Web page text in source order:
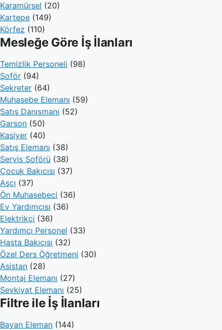
Karamürsel (20)
Kartepe (149)
Körfez (110)
Mesleğe Göre İş İlanları
Temizlik Personeli (98)
Şoför (94)
Sekreter (64)
Muhasebe Elemanı (59)
Satış Danışmanı (52)
Garson (50)
Kasiyer (40)
Satış Elemanı (38)
Servis Şoförü (38)
Çocuk Bakıcısı (37)
Aşçı (37)
Ön Muhasebeci (36)
Ev Yardımcısı (36)
Elektrikçi (36)
Yardımcı Personel (33)
Hasta Bakıcısı (32)
Özel Ders Öğretmeni (30)
Asistan (28)
Montaj Elemanı (27)
Sevkiyat Elemanı (25)
Filtre ile İş İlanları
Bayan Eleman (144)